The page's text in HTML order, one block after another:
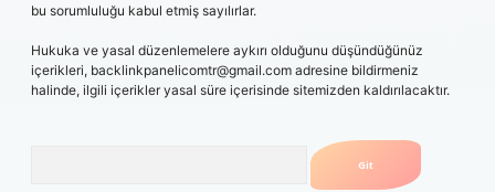
bu sorumluluğu kabul etmiş sayılırlar.
Hukuka ve yasal düzenlemelere aykırı olduğunu düşündüğünüz
içerikleri, backlinkpanelicomtr@gmail.com adresine bildirmeniz
halinde, ilgili içerikler yasal süre içerisinde sitemizden kaldırılacaktır.